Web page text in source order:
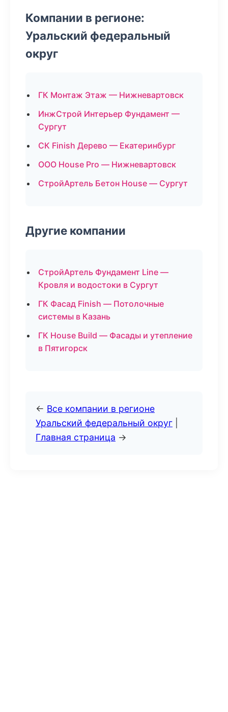
Компании в регионе:
Уральский федеральный
округ
ГК Монтаж Этаж — Нижневартовск
ИнжСтрой Интерьер Фундамент —
Сургут
СК Finish Дерево — Екатеринбург
ООО House Pro — Нижневартовск
СтройАртель Бетон House — Сургут
Другие компании
СтройАртель Фундамент Line —
Кровля и водостоки в Сургут
ГК Фасад Finish — Потолочные
системы в Казань
ГК House Build — Фасады и утепление
в Пятигорск
← Все компании в регионе
Уральский федеральный округ
Главная страница →